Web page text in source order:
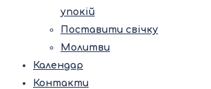
упокій
Поставити свічку
Молитви
Календар
Контакти